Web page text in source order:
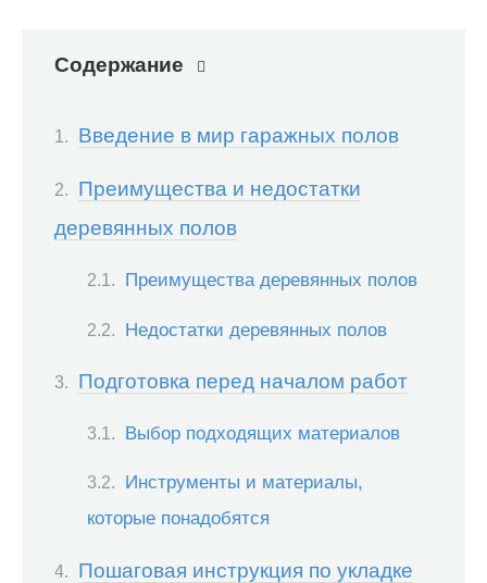
Содержание
Введение в мир гаражных полов
Преимущества и недостатки
деревянных полов
Преимущества деревянных полов
Недостатки деревянных полов
Подготовка перед началом работ
Выбор подходящих материалов
Инструменты и материалы,
которые понадобятся
Пошаговая инструкция по укладке